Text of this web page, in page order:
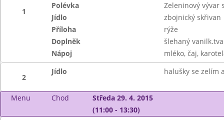
1
Polévka
Zeleninový vývar
Jídlo
zbojnický skřivan
Příloha
rýže
Doplněk
šlehaný
Nápoj
mléko, čaj,
2
Jídlo halušky se zelím
Menu Chod
Středa 29. 4. 2015
(11:00 - 13:30)